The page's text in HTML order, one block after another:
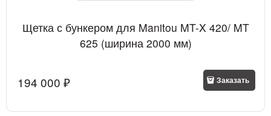
Щетка с бункером для Manitou MT-X 420/ MT
625 (ширина 2000 мм)
194 000 ₽ Заказать